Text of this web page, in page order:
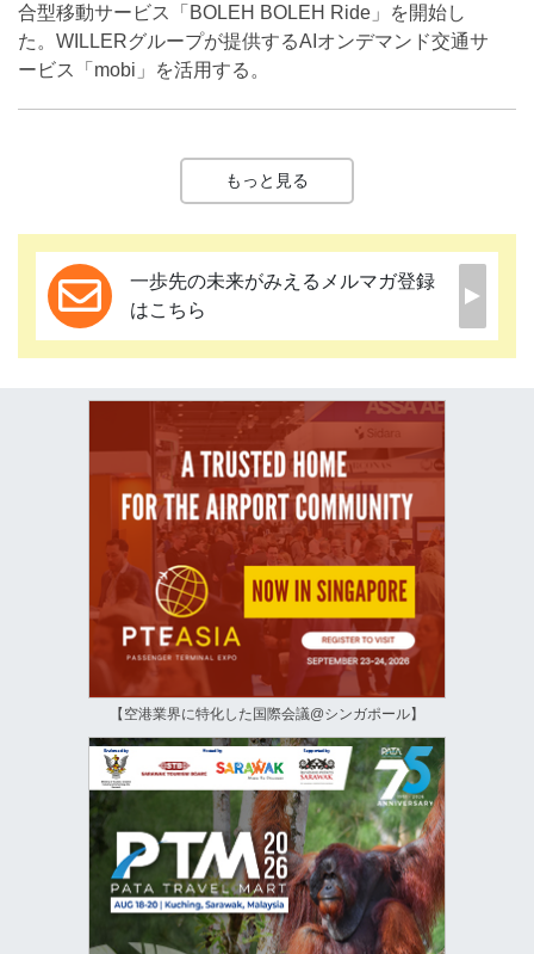
合型移動サービス「BOLEH BOLEH Ride」を開始し
た。WILLERグループが提供するAIオンデマンド交通サ
ービス「mobi」を活用する。
もっと見る
一歩先の未来がみえるメルマガ登録
はこちら
【空港業界に特化した国際会議@シンガポール】